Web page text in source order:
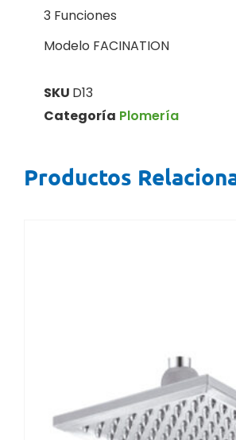
3 Funciones
Modelo FACINATION
SKU D13
Categoría Plomería
Productos